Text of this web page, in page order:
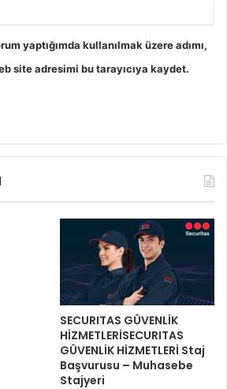
yaptığımda kullanılmak üzere adımı,
site adresimi bu tarayıcıya kaydet.
SECURITAS GÜVENLİK
HİZMETLERİSECURITAS
GÜVENLİK HİZMETLERİ Staj
Başvurusu – Muhasebe
Stajyeri